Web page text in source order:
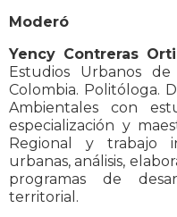
Moderó
Yency Contreras
Estudios Urbanos
Colombia. Politóloga.
Ambientales con
especialización y
Regional y trabajo
urbanas, análisis,
programas de
territorial.